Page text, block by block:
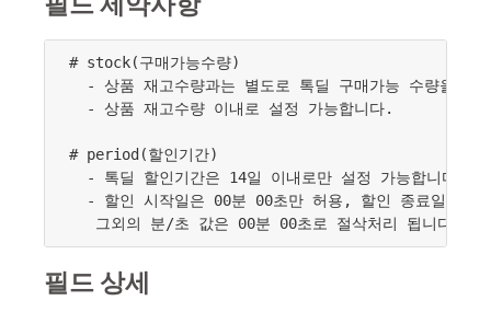
# stock(구매가능수량)
- 상품 재고수량과는 별도로 톡딜 구매가능 수량을 제
  - 상품 재고수량 이내로 설정 가능합니다.
# period(할인기간)
  - 톡딜 할인기간은 14일 이내로만 설정 가능합니다.
- 할인 시작일은 00분 00초만 허용, 할인 종료일은
필드 상세